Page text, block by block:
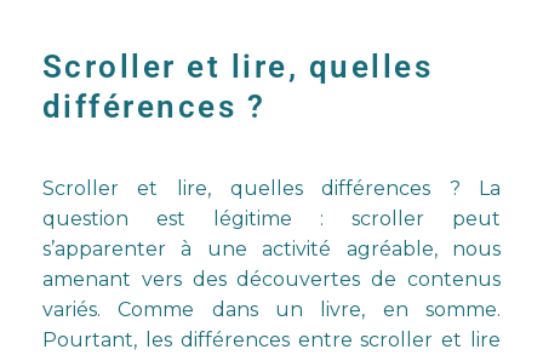
Scroller et lire, quelles
différences ?
Scroller et lire, quelles différences ? La
question est légitime : scroller peut
s’apparenter à une activité agréable, nous
amenant vers des découvertes de contenus
variés. Comme dans un livre, en somme.
Pourtant, les différences entre scroller et lire